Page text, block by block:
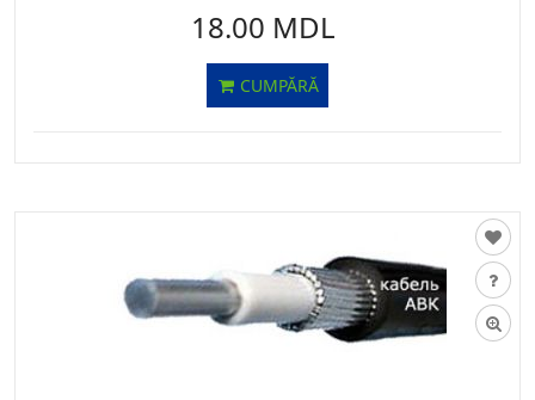
18.00 MDL
CUMPĂRĂ